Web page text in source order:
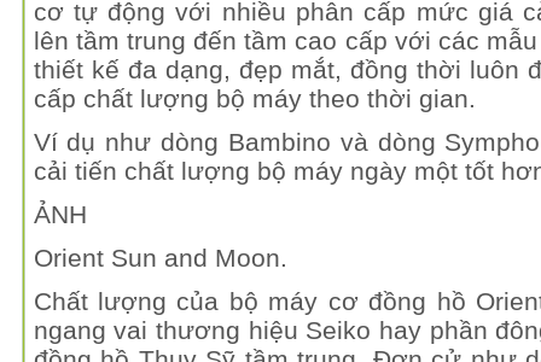
cơ tự động với nhiều phân cấp mức giá
lên tầm trung đến tầm cao cấp với các
thiết kế đa dạng, đẹp mắt, đồng thời luôn
cấp chất lượng bộ máy theo thời gian.
Ví dụ như dòng Bambino và dòng
cải tiến chất lượng bộ máy ngày một tốt
ẢNH
Orient Sun and Moon.
Chất lượng của bộ máy cơ đồng hồ
ngang vai thương hiệu Seiko hay phần